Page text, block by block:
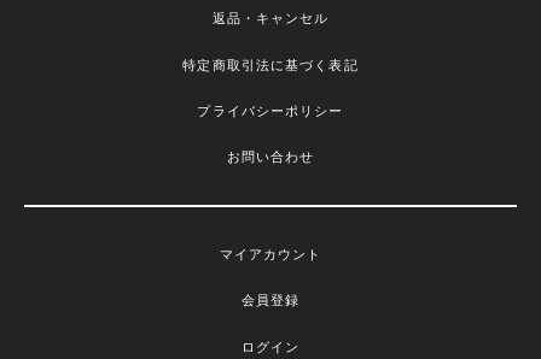
返品・キャンセル
特定商取引法に基づく表記
プライバシーポリシー
お問い合わせ
マイアカウント
会員登録
ログイン